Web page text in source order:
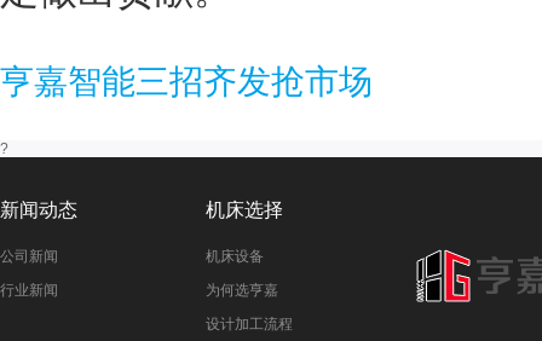
亨嘉智能三招齐发抢市场
?
新闻动态
公司新闻
行业新闻
机床选择
机床设备
为何选亨嘉
设计加工流程